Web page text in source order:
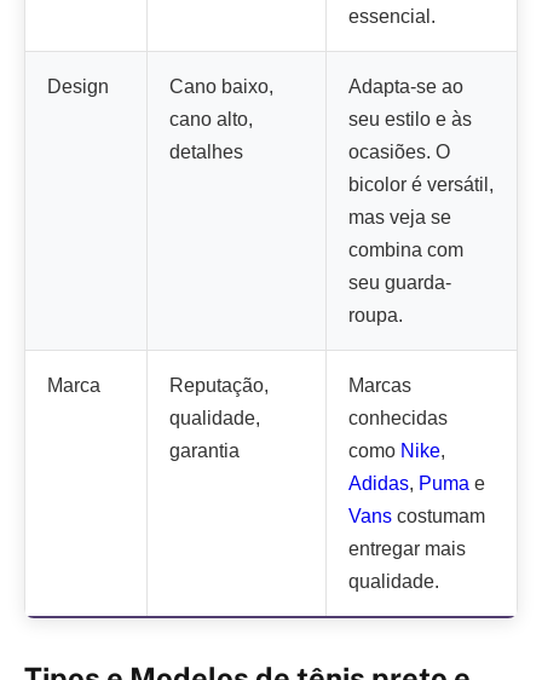
essencial.
Design
Cano baixo,
cano alto,
detalhes
Adapta-se ao
seu estilo e às
ocasiões. O
bicolor é versátil,
mas veja se
combina com
seu guarda-
roupa.
Marca
Reputação,
qualidade,
garantia
Marcas
conhecidas
como Nike,
Adidas, Puma e
Vans costumam
entregar mais
qualidade.